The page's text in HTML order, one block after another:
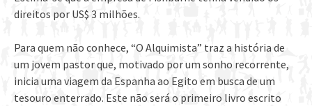
direitos por US$ 3 milhões.
Para quem não conhece, “O Alquimista” traz a história de
um jovem pastor que, motivado por um sonho recorrente,
inicia uma viagem da Espanha ao Egito em busca de um
tesouro enterrado. Este não será o primeiro livro escrito